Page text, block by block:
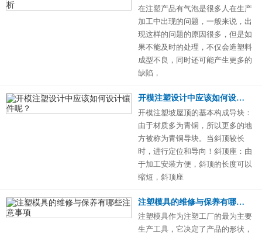
在注塑产品有气泡是很多人在生产
加工中出现的问题，一般来说，出
现这样的问题的原因很多，但是如
果不能及时的处理，不仅会造塑料
成型不良，同时还可能产生更多的
缺陷，
开模注塑设计中应该如何设计镶件呢？
开模注塑坡屋顶的基本构成导块：
由于材质多为青铜，所以更多的地
方被称为青铜导块。当斜顶较长
时，进行定位和导向！斜顶座：由
于加工安装方便，斜顶的长度可以
缩短，斜顶座
注塑模具的维修与保养有哪些注意事项
注塑模具作为注塑工厂的最为主要
生产工具，它决定了产品的形状，